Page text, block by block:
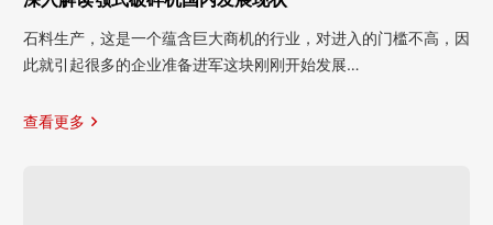
石料生产，这是一个蕴含巨大商机的行业，对进入的门槛不高，因
此就引起很多的企业准备进军这块刚刚开始发展…
查看更多